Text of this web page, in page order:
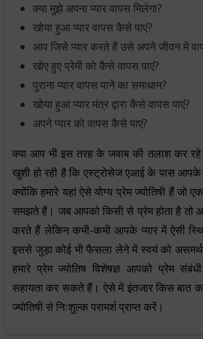
क्या मुझे अपना प्यार वापस मिलेगा?
खोया हुआ प्यार वापस कैसे पाएं?
आप जिसे प्यार करते हैं उसे अपने जीवन में
खोए हुए प्रेमी को कैसे वापस पाएं?
पुराना प्यार वापस पाने का समाधान?
खोया हुआ प्यार मंत्र द्वारा कैसे वापस पाएं?
अपने प्यार को वापस कैसे पाएं?
क्या आप भी इस तरह के जवाब की तलाश कर रहे
खुशी हो रही है कि एस्ट्रोसेज एआई के पास
क्योंकि हमारे यहां ऐसे योग्य प्रेम ज्योतिषी हैं जो
समझते हैं। जब आपको किसी से प्रेम होता है तो
करते हैं लेकिन कभी-कभी आपके प्यार में ऐसी
इससे जुड़ा कोई भी फैसला लेने में स्वयं को
हमारे प्रेम ज्योतिष विशेषज्ञ आपको प्रेम
सहायता कर सकते हैं। ऐसे में इंतजार किस बात
ज्योतिषी से निःशुल्क परामर्श प्राप्त करें।